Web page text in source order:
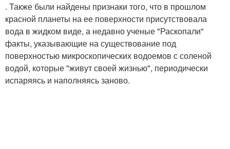
. Также были найдены признаки того, что в прошлом
красной планеты на ее поверхности присутствовала
вода в жидком виде, а недавно ученые "Раскопали"
факты, указывающие на существование под
поверхностью микроскопических водоемов с соленой
водой, которые "живут своей жизнью", периодически
испаряясь и наполняясь заново.